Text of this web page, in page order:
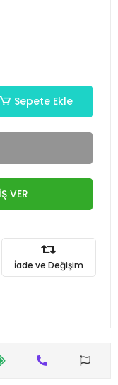
Sepete Ekle
VER
İade ve Değişim